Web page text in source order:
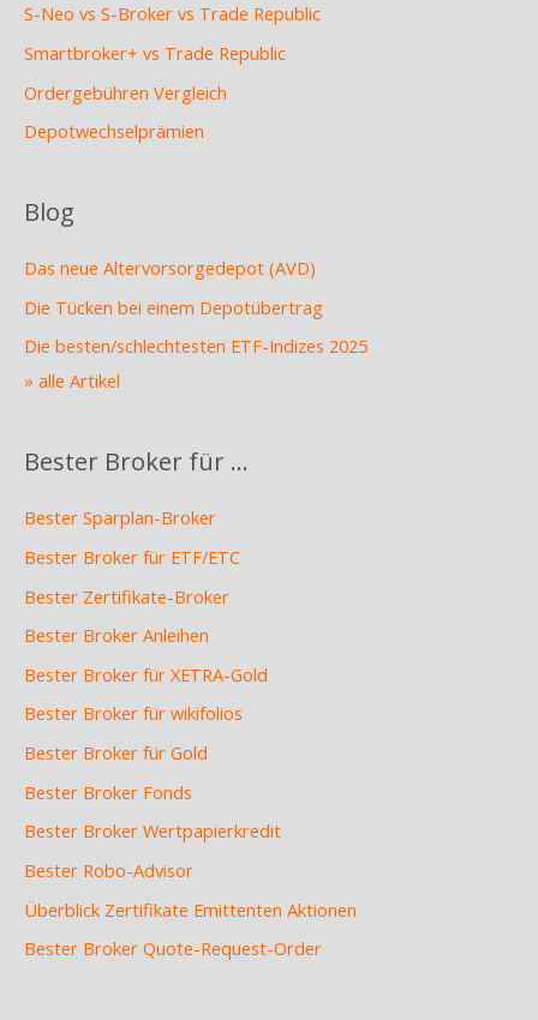
S-Neo vs S-Broker vs Trade Republic
Smartbroker+ vs Trade Republic
Ordergebühren Vergleich
Depotwechselprämien
Blog
Das neue Altervorsorgedepot (AVD)
Die Tücken bei einem Depotübertrag
Die besten/schlechtesten ETF-Indizes 2025
» alle Artikel
Bester Broker für …
Bester Sparplan-Broker
Bester Broker für ETF/ETC
Bester Zertifikate-Broker
Bester Broker Anleihen
Bester Broker für XETRA-Gold
Bester Broker für wikifolios
Bester Broker für Gold
Bester Broker Fonds
Bester Broker Wertpapierkredit
Bester Robo-Advisor
Überblick Zertifikate Emittenten Aktionen
Bester Broker Quote-Request-Order